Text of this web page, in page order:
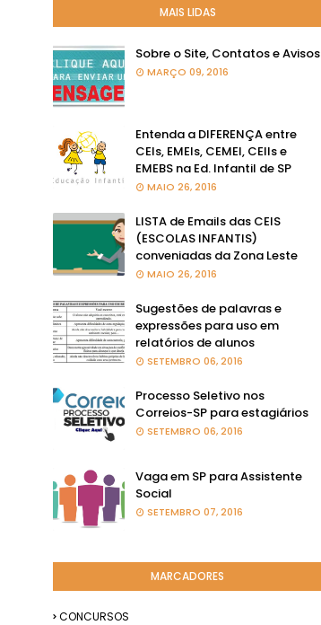
MAIS LIDAS
Sobre o Site, Contatos e Avisos
MARÇO 09, 2016
Entenda a DIFERENÇA entre
CEIs, EMEIs, CEMEI, CEIIs e
EMEBS na Ed. Infantil de SP
MAIO 26, 2016
LISTA de Emails das CEIS
(ESCOLAS INFANTIS)
conveniadas da Zona Leste
MAIO 26, 2016
Sugestões de palavras e
expressões para uso em
relatórios de alunos
SETEMBRO 06, 2016
Processo Seletivo nos
Correios-SP para estagiários
SETEMBRO 06, 2016
Vaga em SP para Assistente
Social
SETEMBRO 07, 2016
MARCADORES
CONCURSOS